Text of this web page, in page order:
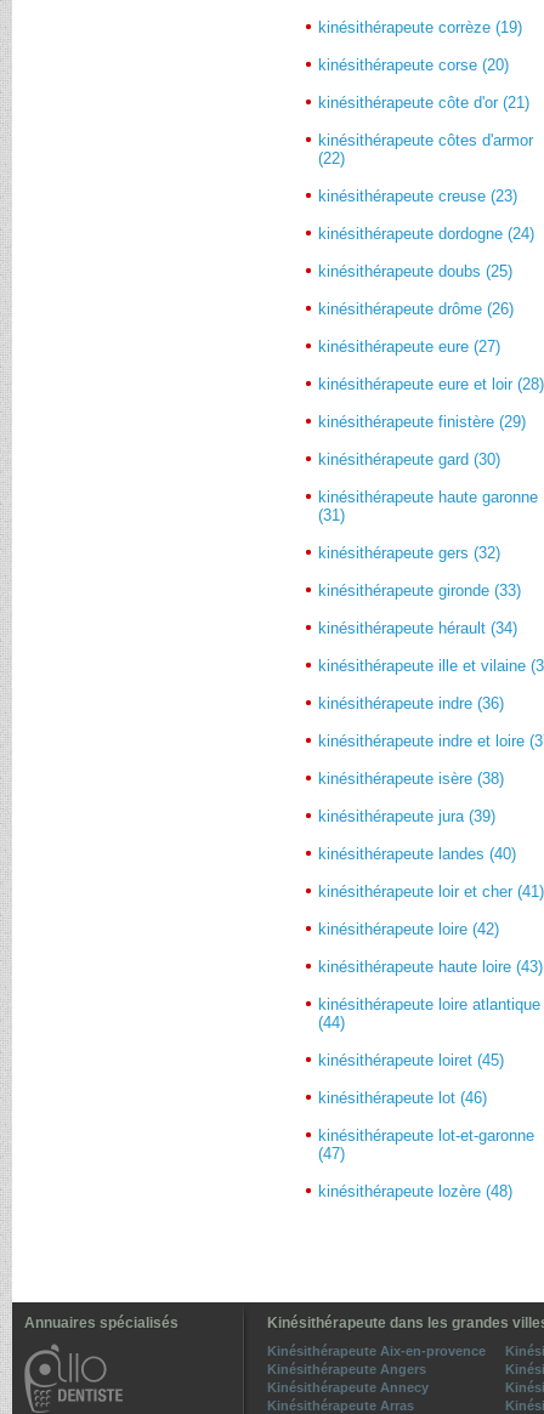
kinésithérapeute corrèze (19)
kinésithérapeute corse (20)
kinésithérapeute côte d'or (21)
kinésithérapeute côtes d'armor
(22)
kinésithérapeute creuse (23)
kinésithérapeute dordogne (24)
kinésithérapeute doubs (25)
kinésithérapeute drôme (26)
kinésithérapeute eure (27)
kinésithérapeute eure et loir (28)
kinésithérapeute finistère (29)
kinésithérapeute gard (30)
kinésithérapeute haute garonne
(31)
kinésithérapeute gers (32)
kinésithérapeute gironde (33)
kinésithérapeute hérault (34)
kinésithérapeute ille et vilaine
kinésithérapeute indre (36)
kinésithérapeute indre et loire
kinésithérapeute isère (38)
kinésithérapeute jura (39)
kinésithérapeute landes (40)
kinésithérapeute loir et cher (41)
kinésithérapeute loire (42)
kinésithérapeute haute loire (43)
kinésithérapeute loire atlantique
(44)
kinésithérapeute loiret (45)
kinésithérapeute lot (46)
kinésithérapeute lot-et-garonne
(47)
kinésithérapeute lozère (48)
Annuaires spécialisés Kinésithérapeute dans les grandes
Kinésithérapeute Aix-en-provence
Kinésithérapeute Angers
Kinésithérapeute Annecy
Kinésithérapeute Arras